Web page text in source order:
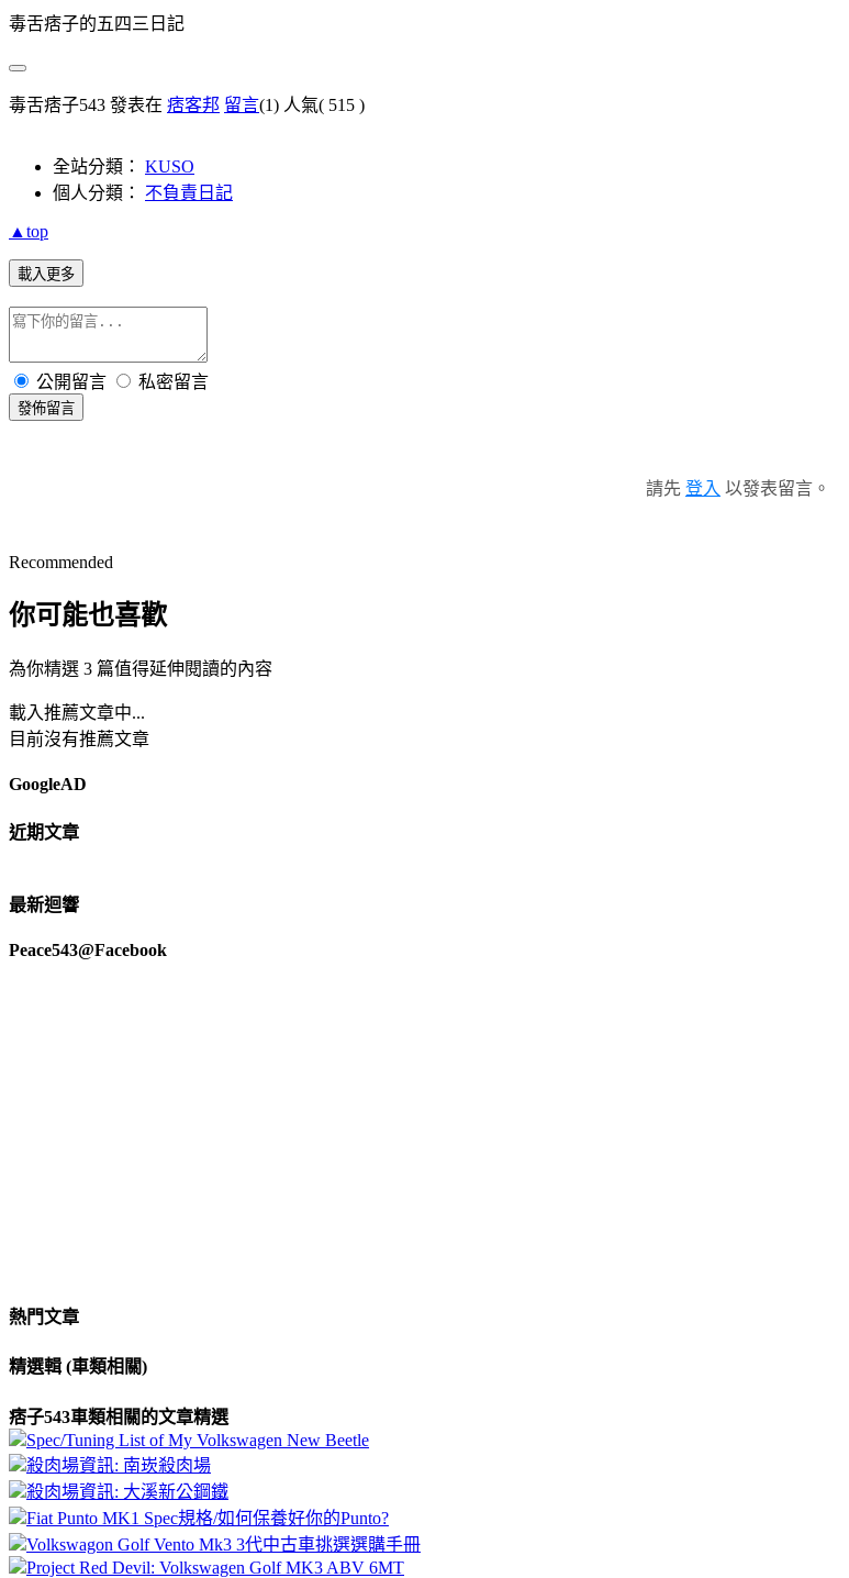
毒舌痞子的五四三日記
毒舌痞子543 發表在 痞客邦 留言(1) 人氣( 515 )
全站分類： KUSO
個人分類： 不負責日記
▲top
載入更多
公開留言 私密留言
發佈留言
請先 登入 以發表留言。
Recommended
你可能也喜歡
為你精選 3 篇值得延伸閱讀的內容
載入推薦文章中...
目前沒有推薦文章
GoogleAD
近期文章
最新迴響
Peace543@Facebook
熱門文章
精選輯 (車類相關)
痞子543車類相關的文章精選
Spec/Tuning List of My Volkswagen New Beetle
殺肉場資訊: 南崁殺肉場
殺肉場資訊: 大溪新公鋼鐵
Fiat Punto MK1 Spec規格/如何保養好你的Punto?
Volkswagon Golf Vento Mk3 3代中古車挑選選購手冊
Project Red Devil: Volkswagen Golf MK3 ABV 6MT